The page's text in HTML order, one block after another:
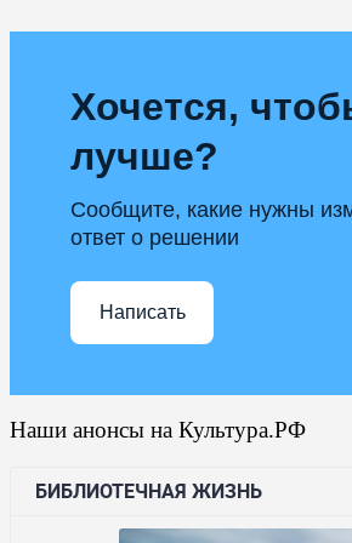
Хочется,
лучше?
Сообщите, какие нужны
ответ о решении
Написать
Наши анонсы на Культура.РФ